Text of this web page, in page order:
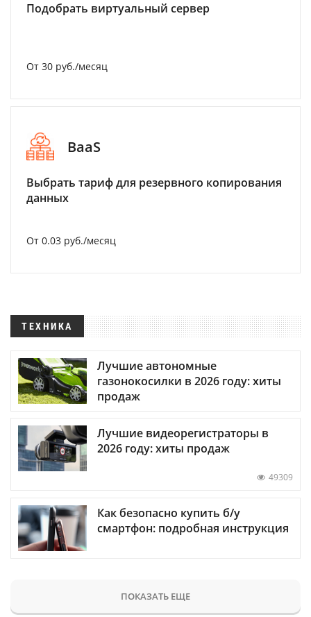
Подобрать виртуальный сервер
От 30 руб./месяц
BaaS
Выбрать тариф для резервного копирования
данных
От 0.03 руб./месяц
ТЕХНИКА
Лучшие автономные
газонокосилки в 2026 году: хиты
продаж
Лучшие видеорегистраторы в
2026 году: хиты продаж
49309
Как безопасно купить б/у
смартфон: подробная инструкция
ПОКАЗАТЬ ЕЩЕ